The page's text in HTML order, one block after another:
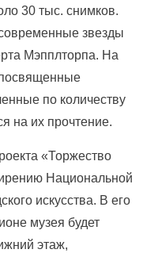
30 тыс. снимков.
звезды
Мэпплторпа. На
по количеству
на их прочтение.
«Торжество
Национальной
искусства. В его
музея будет
этаж,